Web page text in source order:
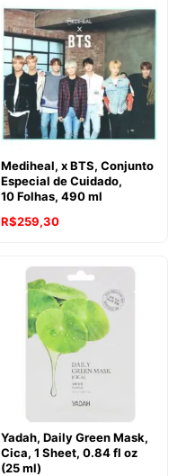
Mediheal, x BTS, Conjunto
Especial de Cuidado,
10 Folhas, 490 ml
R$259,30
Yadah, Daily Green Mask,
Cica, 1 Sheet, 0.84 fl oz
(25 ml)